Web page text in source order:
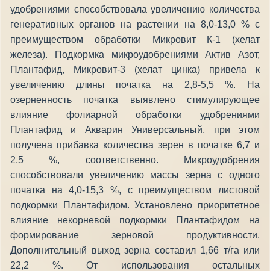
удобрениями способствовала увеличению количества
генеративных органов на растении на 8,0-13,0 % с
преимуществом обработки Микровит К-1 (хелат
железа). Подкормка микроудобрениями Актив Азот,
Плантафид, Микровит-3 (хелат цинка) привела к
увеличению длины початка на 2,8-5,5 %. На
озерненность початка выявлено стимулирующее
влияние фолиарной обработки удобрениями
Плантафид и Акварин Универсальный, при этом
получена прибавка количества зерен в початке 6,7 и
2,5 %, соответственно. Микроудобрения
способствовали увеличению массы зерна с одного
початка на 4,0-15,3 %, с преимуществом листовой
подкормки Плантафидом. Установлено приоритетное
влияние некорневой подкормки Плантафидом на
формирование зерновой продуктивности.
Дополнительный выход зерна составил 1,66 т/га или
22,2 %. От использования остальных